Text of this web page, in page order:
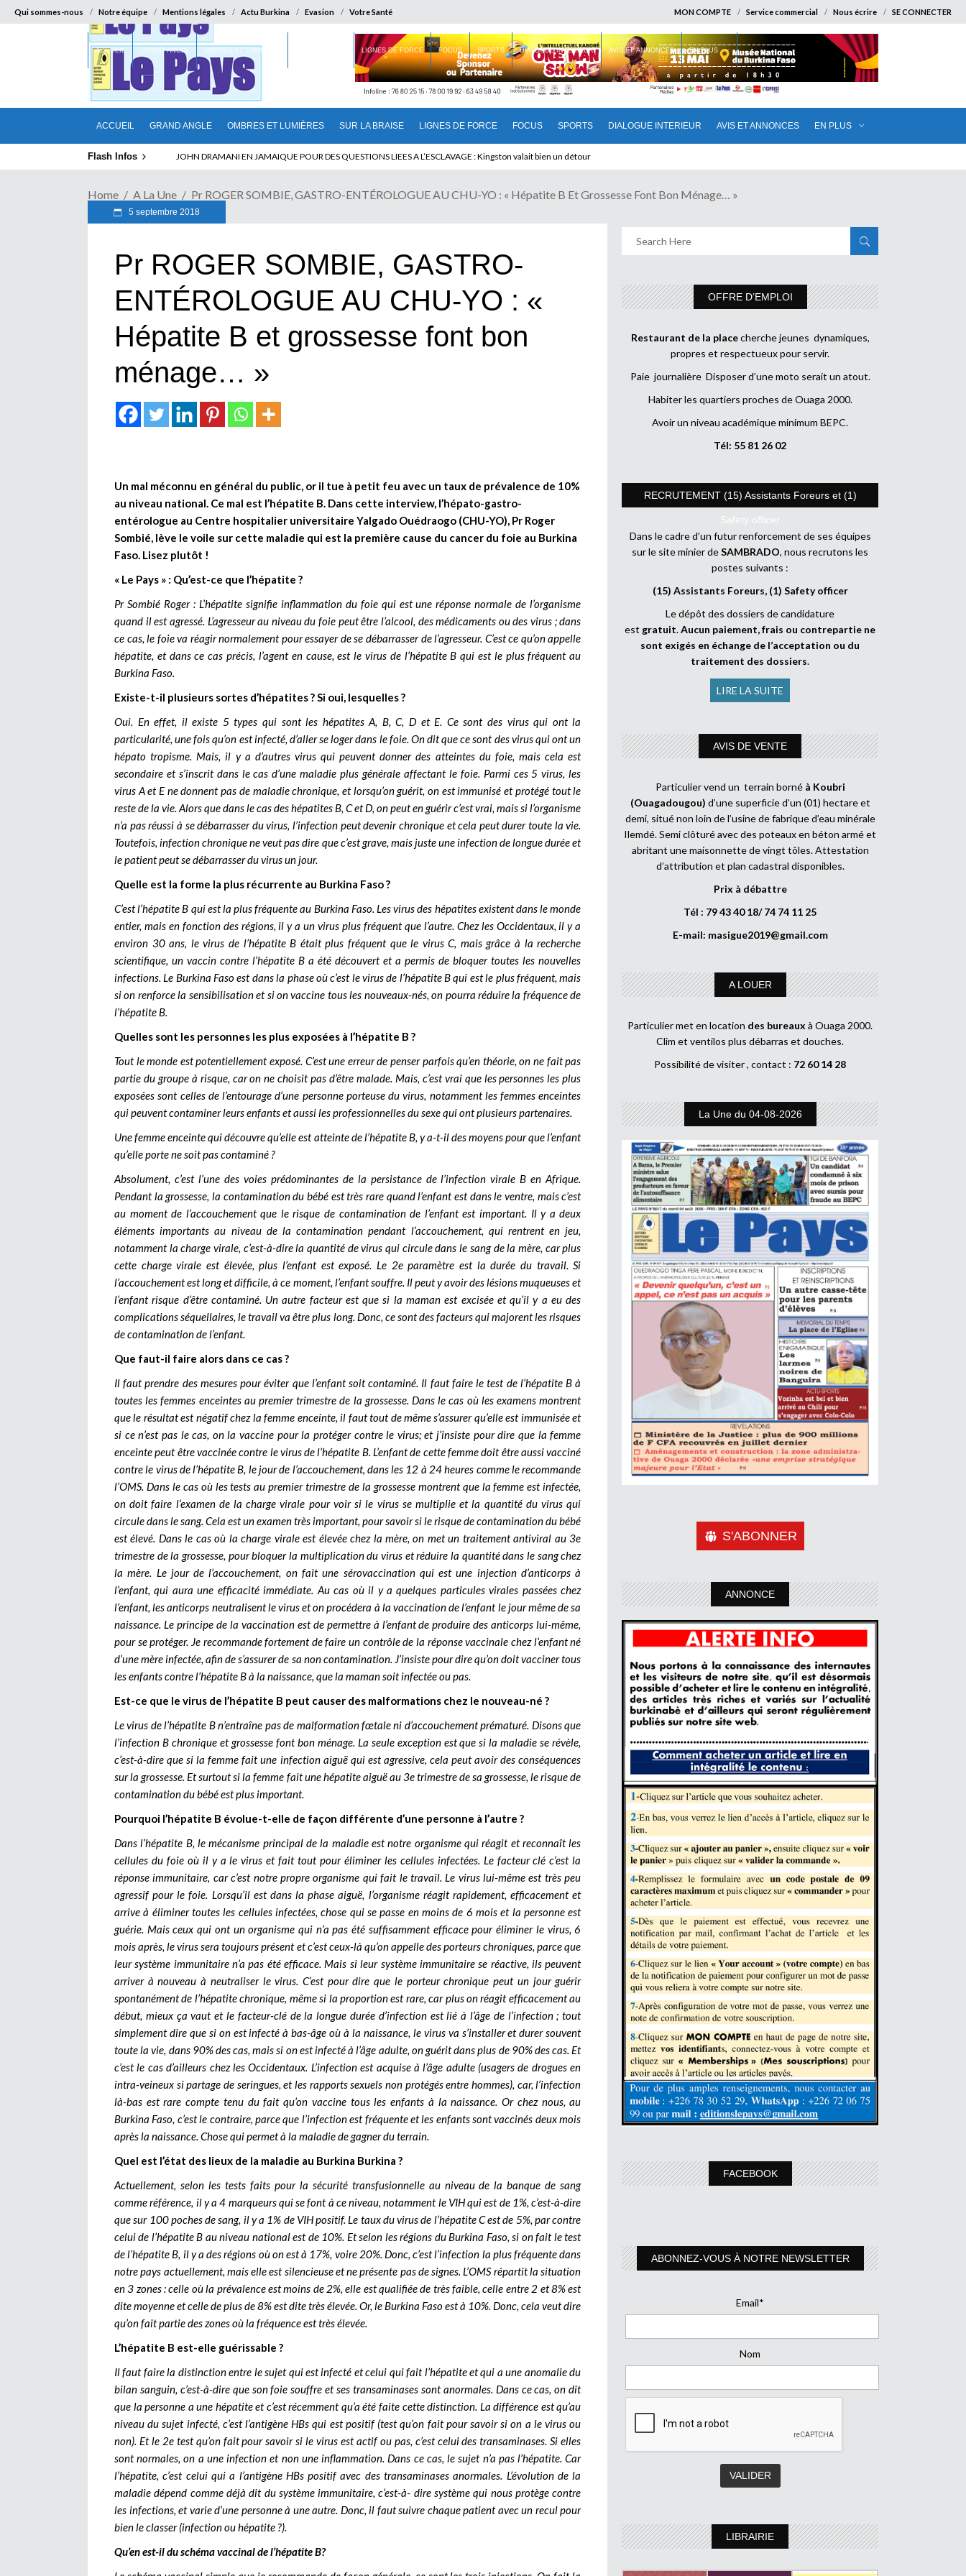
Qui sommes-nous Notre équipe Mentions légales Actu Burkina Evasion Votre Santé MON COMPTE Service commercial Nous écrire SE CONNECTER
ACCUEIL GRAND ANGLE OMBRES ET LUMIÈRES SUR LA BRAISE LIGNES DE FORCE FOCUS SPORTS DIALOGUE INTERIEUR AVIS ET ANNONCES EN PLUS
ACCUEIL GRAND ANGLE OMBRES ET LUMIÈRES LIGNES DE FORCE FOCUS SPORTS DIALOGUE INTERIEUR AVIS ET ANNONCES EN PLUS
Flash Infos JOHN DRAMANI EN JAMAIQUE POUR DES QUESTIONS LIEES A L’ESCLAVAGE : Kingston valait bien un détour
Home A La Une Pr ROGER SOMBIE, GASTRO-ENTÉROLOGUE AU CHU-YO : « Hépatite B Et Grossesse Font Bon Ménage… »
5 septembre 2018
Pr ROGER SOMBIE, GASTRO-
ENTÉROLOGUE AU CHU-YO : «
Hépatite B et grossesse font bon
ménage… »
Un mal méconnu en général du public, or il tue à petit feu avec un taux de prévalence de 10%
au niveau national. Ce mal est l’hépatite B. Dans cette interview, l’hépato-gastro-
entérologue au Centre hospitalier universitaire Yalgado Ouédraogo (CHU-YO), Pr Roger
Sombié, lève le voile sur cette maladie qui est la première cause du cancer du foie au Burkina
Faso. Lisez plutôt !
« Le Pays » : Qu’est-ce que l’hépatite ?
Pr Sombié Roger : L’hépatite signifie inflammation du foie qui est une réponse normale de l’organisme
quand il est agressé. L’agresseur au niveau du foie peut être l’alcool, des médicaments ou des virus ; dans
ce cas, le foie va réagir normalement pour essayer de se débarrasser de l’agresseur. C’est ce qu’on appelle
hépatite, et dans ce cas précis, l’agent en cause, est le virus de l’hépatite B qui est le plus fréquent au
Burkina Faso.
Existe-t-il plusieurs sortes d’hépatites ? Si oui, lesquelles ?
Oui. En effet, il existe 5 types qui sont les hépatites A, B, C, D et E. Ce sont des virus qui ont la
particularité, une fois qu’on est infecté, d’aller se loger dans le foie. On dit que ce sont des virus qui ont un
hépato tropisme. Mais, il y a d’autres virus qui peuvent donner des atteintes du foie, mais cela est
secondaire et s’inscrit dans le cas d’une maladie plus générale affectant le foie. Parmi ces 5 virus, les
virus A et E ne donnent pas de maladie chronique, et lorsqu’on guérit, on est immunisé et protégé tout le
reste de la vie. Alors que dans le cas des hépatites B, C et D, on peut en guérir c’est vrai, mais si l’organisme
n’a pas réussi à se débarrasser du virus, l’infection peut devenir chronique et cela peut durer toute la vie.
Toutefois, infection chronique ne veut pas dire que c’est grave, mais juste une infection de longue durée et
le patient peut se débarrasser du virus un jour.
Quelle est la forme la plus récurrente au Burkina Faso ?
C’est l’hépatite B qui est la plus fréquente au Burkina Faso. Les virus des hépatites existent dans le monde
entier, mais en fonction des régions, il y a un virus plus fréquent que l’autre. Chez les Occidentaux, il y a
environ 30 ans, le virus de l’hépatite B était plus fréquent que le virus C, mais grâce à la recherche
scientifique, un vaccin contre l’hépatite B a été découvert et a permis de bloquer toutes les nouvelles
infections. Le Burkina Faso est dans la phase où c’est le virus de l’hépatite B qui est le plus fréquent, mais
si on renforce la sensibilisation et si on vaccine tous les nouveaux-nés, on pourra réduire la fréquence de
l’hépatite B.
Quelles sont les personnes les plus exposées à l’hépatite B ?
Tout le monde est potentiellement exposé. C’est une erreur de penser parfois qu’en théorie, on ne fait pas
partie du groupe à risque, car on ne choisit pas d’être malade. Mais, c’est vrai que les personnes les plus
exposées sont celles de l’entourage d’une personne porteuse du virus, notamment les femmes enceintes
qui peuvent contaminer leurs enfants et aussi les professionnelles du sexe qui ont plusieurs partenaires.
Une femme enceinte qui découvre qu’elle est atteinte de l’hépatite B, y a-t-il des moyens pour que l’enfant
qu’elle porte ne soit pas contaminé ?
Absolument, c’est l’une des voies prédominantes de la persistance de l’infection virale B en Afrique.
Pendant la grossesse, la contamination du bébé est très rare quand l’enfant est dans le ventre, mais c’est
au moment de l’accouchement que le risque de contamination de l’enfant est important. Il y a deux
éléments importants au niveau de la contamination pendant l’accouchement, qui rentrent en jeu,
notamment la charge virale, c’est-à-dire la quantité de virus qui circule dans le sang de la mère, car plus
cette charge virale est élevée, plus l’enfant est exposé. Le 2e paramètre est la durée du travail. Si
l’accouchement est long et difficile, à ce moment, l’enfant souffre. Il peut y avoir des lésions muqueuses et
l’enfant risque d’être contaminé. Un autre facteur est que si la maman est excisée et qu’il y a eu des
complications séquellaires, le travail va être plus long. Donc, ce sont des facteurs qui majorent les risques
de contamination de l’enfant.
Que faut-il faire alors dans ce cas ?
Il faut prendre des mesures pour éviter que l’enfant soit contaminé. Il faut faire le test de l’hépatite B à
toutes les femmes enceintes au premier trimestre de la grossesse. Dans le cas où les examens montrent
que le résultat est négatif chez la femme enceinte, il faut tout de même s’assurer qu’elle est immunisée et
si ce n’est pas le cas, on la vaccine pour la protéger contre le virus; et j’insiste pour dire que la femme
enceinte peut être vaccinée contre le virus de l’hépatite B. L’enfant de cette femme doit être aussi vacciné
contre le virus de l’hépatite B, le jour de l’accouchement, dans les 12 à 24 heures comme le recommande
l’OMS. Dans le cas où les tests au premier trimestre de la grossesse montrent que la femme est infectée,
on doit faire l’examen de la charge virale pour voir si le virus se multiplie et la quantité du virus qui
circule dans le sang. Cela est un examen très important, pour savoir si le risque de contamination du bébé
est élevé. Dans le cas où la charge virale est élevée chez la mère, on met un traitement antiviral au 3e
trimestre de la grossesse, pour bloquer la multiplication du virus et réduire la quantité dans le sang chez
la mère. Le jour de l’accouchement, on fait une sérovaccination qui est une injection d’anticorps à
l’enfant, qui aura une efficacité immédiate. Au cas où il y a quelques particules virales passées chez
l’enfant, les anticorps neutralisent le virus et on procédera à la vaccination de l’enfant le jour même de sa
naissance. Le principe de la vaccination est de permettre à l’enfant de produire des anticorps lui-même,
pour se protéger. Je recommande fortement de faire un contrôle de la réponse vaccinale chez l’enfant né
d’une mère infectée, afin de s’assurer de sa non contamination. J’insiste pour dire qu’on doit vacciner tous
les enfants contre l’hépatite B à la naissance, que la maman soit infectée ou pas.
Est-ce que le virus de l’hépatite B peut causer des malformations chez le nouveau-né ?
Le virus de l’hépatite B n’entraîne pas de malformation fœtale ni d’accouchement prématuré. Disons que
l’infection B chronique et grossesse font bon ménage. La seule exception est que si la maladie se révèle,
c’est-à-dire que si la femme fait une infection aiguë qui est agressive, cela peut avoir des conséquences
sur la grossesse. Et surtout si la femme fait une hépatite aiguë au 3e trimestre de sa grossesse, le risque de
contamination du bébé est plus important.
Pourquoi l’hépatite B évolue-t-elle de façon différente d’une personne à l’autre ?
Dans l’hépatite B, le mécanisme principal de la maladie est notre organisme qui réagit et reconnaît les
cellules du foie où il y a le virus et fait tout pour éliminer les cellules infectées. Le facteur clé c’est la
réponse immunitaire, car c’est notre propre organisme qui fait le travail. Le virus lui-même est très peu
agressif pour le foie. Lorsqu’il est dans la phase aiguë, l’organisme réagit rapidement, efficacement et
arrive à éliminer toutes les cellules infectées, chose qui se passe en moins de 6 mois et la personne est
guérie. Mais ceux qui ont un organisme qui n’a pas été suffisamment efficace pour éliminer le virus, 6
mois après, le virus sera toujours présent et c’est ceux-là qu’on appelle des porteurs chroniques, parce que
leur système immunitaire n’a pas été efficace. Mais si leur système immunitaire se réactive, ils peuvent
arriver à nouveau à neutraliser le virus. C’est pour dire que le porteur chronique peut un jour guérir
spontanément de l’hépatite chronique, même si la proportion est rare, car plus on réagit efficacement au
début, mieux ça vaut et le facteur-clé de la longue durée d’infection est lié à l’âge de l’infection ; tout
simplement dire que si on est infecté à bas-âge où à la naissance, le virus va s’installer et durer souvent
toute la vie, dans 90% des cas, mais si on est infecté à l’âge adulte, on guérit dans plus de 90% des cas. Et
c’est le cas d’ailleurs chez les Occidentaux. L’infection est acquise à l’âge adulte (usagers de drogues en
intra-veineux si partage de seringues, et les rapports sexuels non protégés entre hommes), car, l’infection
là-bas est rare compte tenu du fait qu’on vaccine tous les enfants à la naissance. Or chez nous, au
Burkina Faso, c’est le contraire, parce que l’infection est fréquente et les enfants sont vaccinés deux mois
après la naissance. Chose qui permet à la maladie de gagner du terrain.
Quel est l’état des lieux de la maladie au Burkina Burkina ?
Actuellement, selon les tests faits pour la sécurité transfusionnelle au niveau de la banque de sang
comme référence, il y a 4 marqueurs qui se font à ce niveau, notamment le VIH qui est de 1%, c’est-à-dire
que sur 100 poches de sang, il y a 1% de VIH positif. Le taux du virus de l’hépatite C est de 5%, par contre
celui de l’hépatite B au niveau national est de 10%. Et selon les régions du Burkina Faso, si on fait le test
de l’hépatite B, il y a des régions où on est à 17%, voire 20%. Donc, c’est l’infection la plus fréquente dans
notre pays actuellement, mais elle est silencieuse et ne présente pas de signes. L’OMS répartit la situation
en 3 zones : celle où la prévalence est moins de 2%, elle est qualifiée de très faible, celle entre 2 et 8% est
dite moyenne et celle de plus de 8% est dite très élevée. Or, le Burkina Faso est à 10%. Donc, cela veut dire
qu’on fait partie des zones où la fréquence est très élevée.
L’hépatite B est-elle guérissable ?
Il faut faire la distinction entre le sujet qui est infecté et celui qui fait l’hépatite et qui a une anomalie du
bilan sanguin, c’est-à-dire que son foie souffre et ses transaminases sont anormales. Dans ce cas, on dit
que la personne a une hépatite et c’est récemment qu’a été faite cette distinction. La différence est qu’au
niveau du sujet infecté, c’est l’antigène HBs qui est positif (test qu’on fait pour savoir si on a le virus ou
non). Et le 2e test qu’on fait pour savoir si le virus est actif ou pas, c’est celui des transaminases. Si elles
sont normales, on a une infection et non une inflammation. Dans ce cas, le sujet n’a pas l’hépatite. Car
l’hépatite, c’est celui qui a l’antigène HBs positif avec des transaminases anormales. L’évolution de la
maladie dépend comme déjà dit du système immunitaire, c’est-à- dire système qui nous protège contre
les infections, et varie d’une personne à une autre. Donc, il faut suivre chaque patient avec un recul pour
bien le classer (infection ou hépatite ?).
Qu’en est-il du schéma vaccinal de l’hépatite B?
OFFRE D’EMPLOI
Restaurant de la placecherche jeunes dynamiques,
propres et respectueux pour servir.
Paie journalière Disposer d’une moto serait un atout.
Habiter les quartiers proches de Ouaga 2000.
Avoir un niveau académique minimum BEPC.
Tél: 55 81 26 02
RECRUTEMENT (15) Assistants Foreurs et (1)
Safety officer
Dans le cadre d’un futur renforcement de ses équipes
sur le site minier deSAMBRADO, nous recrutons les
postes suivants :
(15) Assistants Foreurs, (1) Safety officer
Le dépôt des dossiers de candidature
est gratuit.Aucun paiement, frais ou contrepartie ne
sont exigés en échange de l’acceptation ou du
traitement des dossiers.
LIRE LA SUITE
AVIS DE VENTE
Particulier vend un terrain borné à Koubri
(Ouagadougou) d’une superficie d’un (01) hectare et
demi, situé non loin de l’usine de fabrique d’eau minérale
Ilemdé. Semi clôturé avec des poteaux en béton armé et
abritant une maisonnette de vingt tôles. Attestation
d’attribution et plan cadastral disponibles.
Prix à débattre
Tél : 79 43 40 18/ 74 74 11 25
E-mail: masigue2019@gmail.com
A LOUER
Particulier met en location des bureaux à Ouaga 2000.
Clim et ventilos plus débarras et douches.
Possibilité de visiter , contact : 72 60 14 28
La Une du 04-08-2026
S'ABONNER
ANNONCE
FACEBOOK
ABONNEZ-VOUS À NOTRE NEWSLETTER
Email*
Nom
LIBRAIRIE